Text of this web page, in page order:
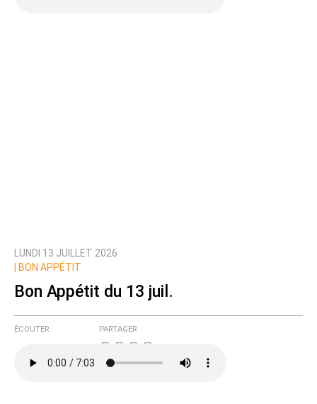
LUNDI 13 JUILLET 2026
BON APPÉTIT
Bon Appétit du 13 juil.
ÉCOUTER PARTAGER